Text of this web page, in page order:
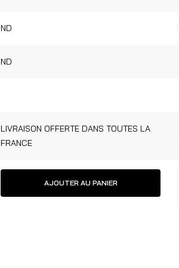
ND
ND
LIVRAISON OFFERTE DANS TOUTES LA
FRANCE
AJOUTER AU PANIER